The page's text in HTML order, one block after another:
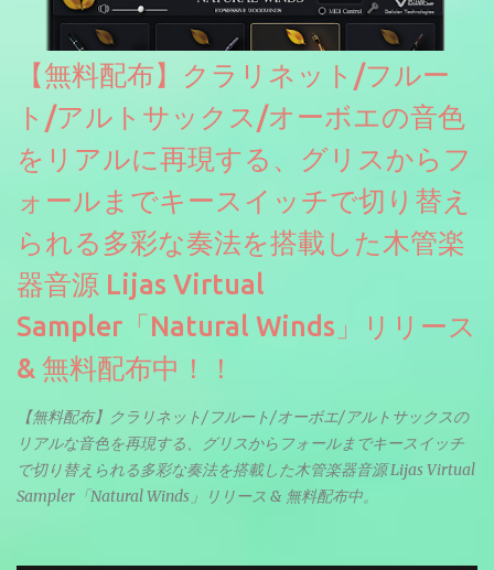
【無料配布】クラリネット/フルー
ト/アルトサックス/オーボエの音色
をリアルに再現する、グリスからフ
ォールまでキースイッチで切り替え
られる多彩な奏法を搭載した木管楽
器音源 Lijas Virtual
Sampler「Natural Winds」リリース
& 無料配布中！！
【無料配布】クラリネット/フルート/オーボエ/アルトサックスの
リアルな音色を再現する、グリスからフォールまでキースイッチ
で切り替えられる多彩な奏法を搭載した木管楽器音源 Lijas Virtual
Sampler「Natural Winds」リリース & 無料配布中。